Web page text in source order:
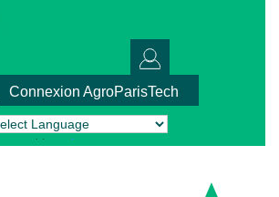
Connexion AgroParisTech
by Translate